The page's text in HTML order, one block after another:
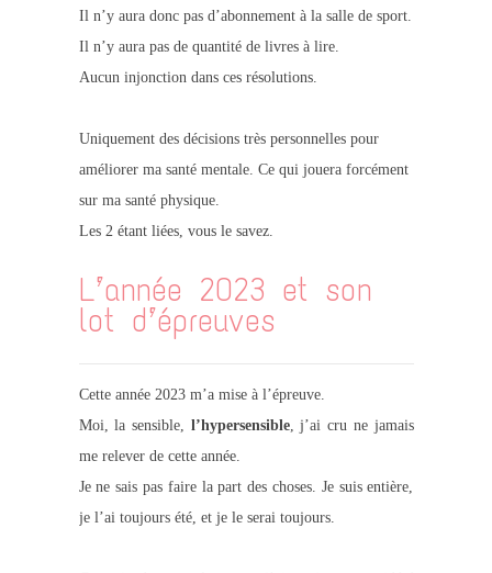
Il n’y aura donc pas d’abonnement à la salle de sport.
Il n’y aura pas de quantité de livres à lire.
Aucun injonction dans ces résolutions.
Uniquement des décisions très personnelles pour
améliorer ma santé mentale. Ce qui jouera forcément
sur ma santé physique.
Les 2 étant liées, vous le savez.
L’année 2023 et son
lot d’épreuves
Cette année 2023 m’a mise à l’épreuve.
Moi, la sensible, l’hypersensible, j’ai cru ne jamais
me relever de cette année.
Je ne sais pas faire la part des choses. Je suis entière,
je l’ai toujours été, et je le serai toujours.